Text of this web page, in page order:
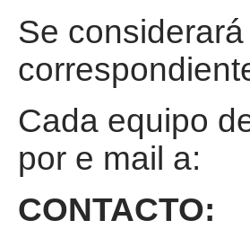
Se
Cada equipo
por e mail a:
CONTACTO: